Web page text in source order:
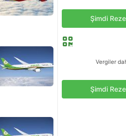
Şimdi
Vergiler
Şimdi